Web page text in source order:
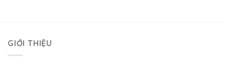
GIỚI THIỆU